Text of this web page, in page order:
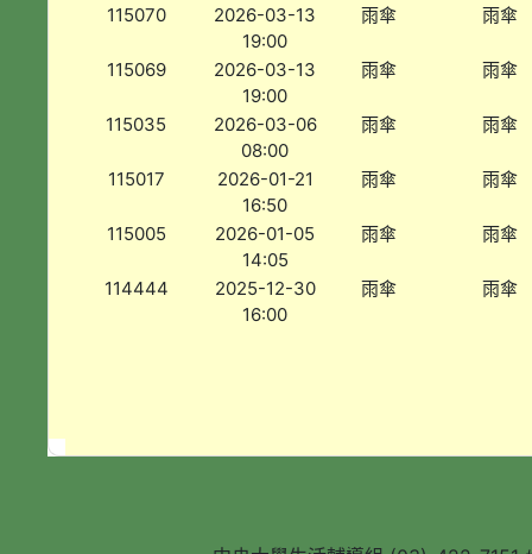
115070
2026-03-13
19:00
雨傘 雨傘
115069
2026-03-13
19:00
雨傘 雨傘
115035
2026-03-06
08:00
雨傘 雨傘
115017
2026-01-21
16:50
雨傘 雨傘
115005
2026-01-05
14:05
雨傘 雨傘
114444
2025-12-30
16:00
雨傘 雨傘